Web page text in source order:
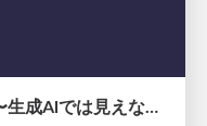
PHP初心者セッション2026 〜生成AIでは見えない裏側を知る：今だからLAMPを通して仕組みを学ぶ〜